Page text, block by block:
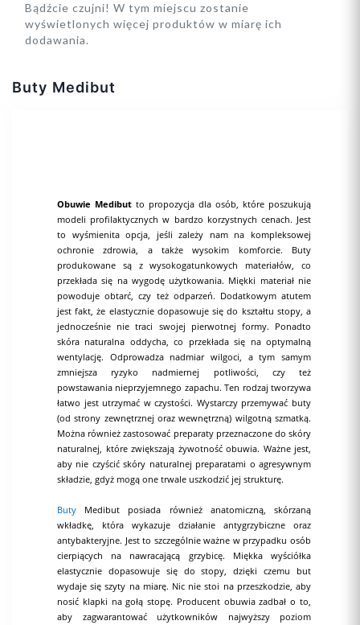
Buty Medibut
Obuwie Medibut to propozycja dla osób, które poszukują
modeli profilaktycznych w bardzo korzystnych cenach. Jest
to wyśmienita opcja, jeśli zależy nam na kompleksowej
ochronie zdrowia, a także wysokim komforcie. Buty
produkowane są z wysokogatunkowych materiałów, co
przekłada się na wygodę użytkowania. Miękki materiał nie
powoduje obtarć, czy też odparzeń. Dodatkowym atutem
jest fakt, że elastycznie dopasowuje się do kształtu stopy, a
jednocześnie nie traci swojej pierwotnej formy. Ponadto
skóra naturalna oddycha, co przekłada się na optymalną
wentylację. Odprowadza nadmiar wilgoci, a tym samym
zmniejsza ryzyko nadmiernej potliwości, czy też
powstawania nieprzyjemnego zapachu. Ten rodzaj tworzywa
łatwo jest utrzymać w czystości. Wystarczy przemywać buty
(od strony zewnętrznej oraz wewnętrzną) wilgotną szmatką.
Można również zastosować preparaty przeznaczone do skóry
naturalnej, które zwiększają żywotność obuwia. Ważne jest,
aby nie czyścić skóry naturalnej preparatami o agresywnym
składzie, gdyż mogą one trwale uszkodzić jej strukturę.
Buty
Medibut posiada również anatomiczną, skórzaną
wkładkę, która wykazuje działanie antygrzybiczne oraz
antybakteryjne. Jest to szczególnie ważne w przypadku osób
cierpiących na nawracającą grzybicę. Miękka wyściółka
elastycznie dopasowuje się do stopy, dzięki czemu but
wydaje się szyty na miarę. Nic nie stoi na przeszkodzie, aby
nosić klapki na gołą stopę. Producent obuwia zadbał o to,
aby zagwarantować użytkowników najwyższy poziom
Bądźcie czujni! W tym miejscu zostanie
wyświetlonych więcej produktów w miarę ich
dodawania.